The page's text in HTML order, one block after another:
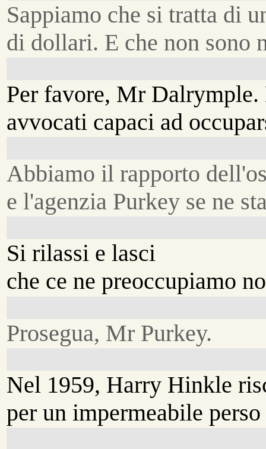
Sappiamo che si tratta di
di dollari. E che non sono
Per favore, Mr Dalrymple.
avvocati capaci ad
Abbiamo il rapporto
e l'agenzia Purkey se ne
Si rilassi e lasci
che ce ne preoccupiamo
Prosegua, Mr Purkey.
Nel 1959, Harry Hinkle
per un impermeabile